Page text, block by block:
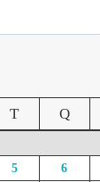
T Q
5 6